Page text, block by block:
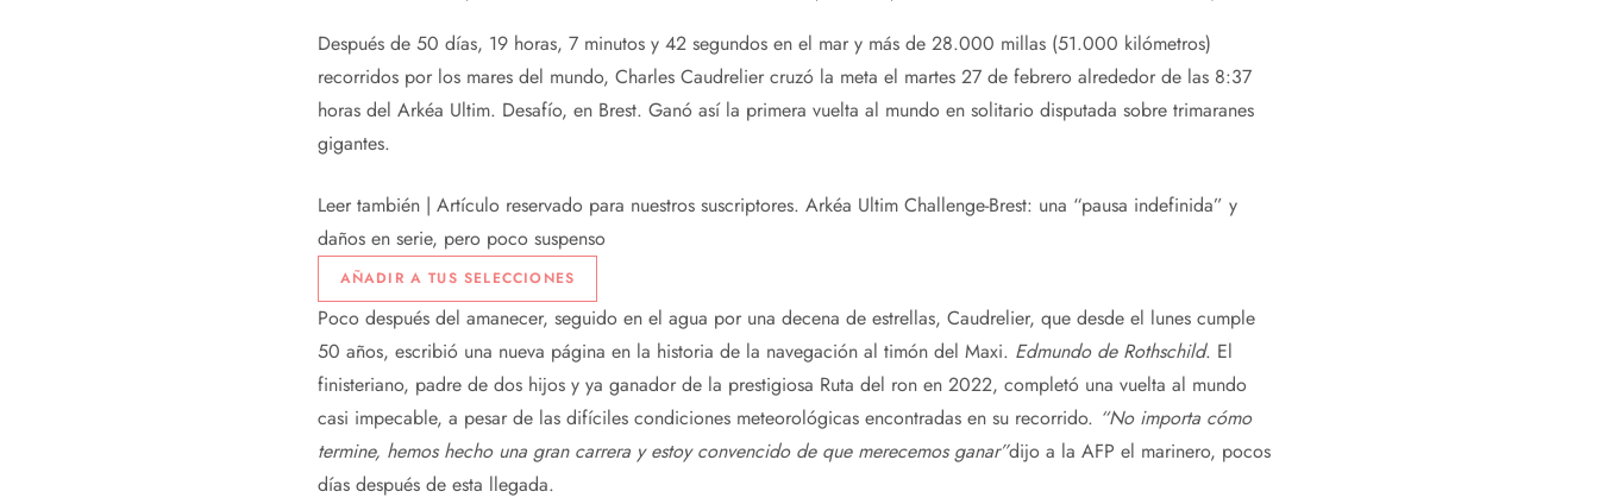
Después de 50 días, 19 horas, 7 minutos y 42 segundos en el mar y más de 28.000 millas (51.000 kilómetros)
recorridos por los mares del mundo, Charles Caudrelier cruzó la meta el martes 27 de febrero alrededor de las 8:37
horas del Arkéa Ultim. Desafío, en Brest. Ganó así la primera vuelta al mundo en solitario disputada sobre trimaranes
gigantes.
Leer también | Artículo reservado para nuestros suscriptores. Arkéa Ultim Challenge-Brest: una “pausa indefinida” y
daños en serie, pero poco suspenso
AÑADIR A TUS SELECCIONES
Poco después del amanecer, seguido en el agua por una decena de estrellas, Caudrelier, que desde el lunes cumple
50 años, escribió una nueva página en la historia de la navegación al timón del Maxi. Edmundo de Rothschild. El
finisteriano, padre de dos hijos y ya ganador de la prestigiosa Ruta del ron en 2022, completó una vuelta al mundo
casi impecable, a pesar de las difíciles condiciones meteorológicas encontradas en su recorrido. “No importa cómo
termine, hemos hecho una gran carrera y estoy convencido de que merecemos ganar”dijo a la AFP el marinero, pocos
días después de esta llegada.